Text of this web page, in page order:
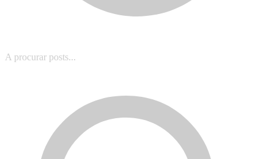
A procurar posts...